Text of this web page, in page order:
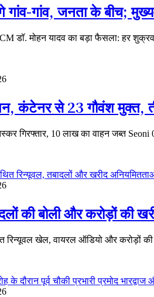
गांव, जनता के बीच;
डॉ. मोहन यादव का बड़ा फैसला: हर
कंटेनर से 23 गौवंश मुक्त,
गिरफ्तार, 10 लाख का वाहन जब्त
की बोली और करोड़ों की
रिन्यूवल खेल, वायरल ऑडियो और करोड़ों